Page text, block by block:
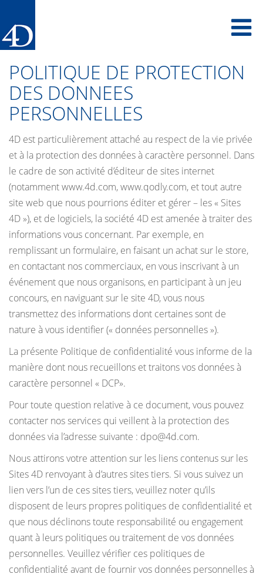
main
content
POLITIQUE DE PROTECTION
DES DONNEES
PERSONNELLES
4D est particulièrement attaché au respect de la vie privée
et à la protection des données à caractère personnel. Dans
le cadre de son activité d’éditeur de sites internet
(notamment www.4d.com, www.qodly.com, et tout autre
site web que nous pourrions éditer et gérer – les « Sites
4D »), et de logiciels, la société 4D est amenée à traiter des
informations vous concernant. Par exemple, en
remplissant un formulaire, en faisant un achat sur le store,
en contactant nos commerciaux, en vous inscrivant à un
événement que nous organisons, en participant à un jeu
concours, en naviguant sur le site 4D, vous nous
transmettez des informations dont certaines sont de
nature à vous identifier (« données personnelles »).
La présente Politique de confidentialité vous informe de la
manière dont nous recueillons et traitons vos données à
caractère personnel « DCP».
Pour toute question relative à ce document, vous pouvez
contacter nos services qui veillent à la protection des
données via l’adresse suivante : dpo@4d.com.
Nous attirons votre attention sur les liens contenus sur les
Sites 4D renvoyant à d’autres sites tiers. Si vous suivez un
lien vers l’un de ces sites tiers, veuillez noter qu’ils
disposent de leurs propres politiques de confidentialité et
que nous déclinons toute responsabilité ou engagement
quant à leurs politiques ou traitement de vos données
personnelles. Veuillez vérifier ces politiques de
confidentialité avant de fournir vos données personnelles à